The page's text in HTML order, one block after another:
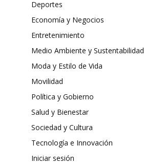
Deportes
Economía y Negocios
Entretenimiento
Medio Ambiente y Sustentabilidad
Moda y Estilo de Vida
Movilidad
Política y Gobierno
Salud y Bienestar
Sociedad y Cultura
Tecnología e Innovación
Iniciar sesión